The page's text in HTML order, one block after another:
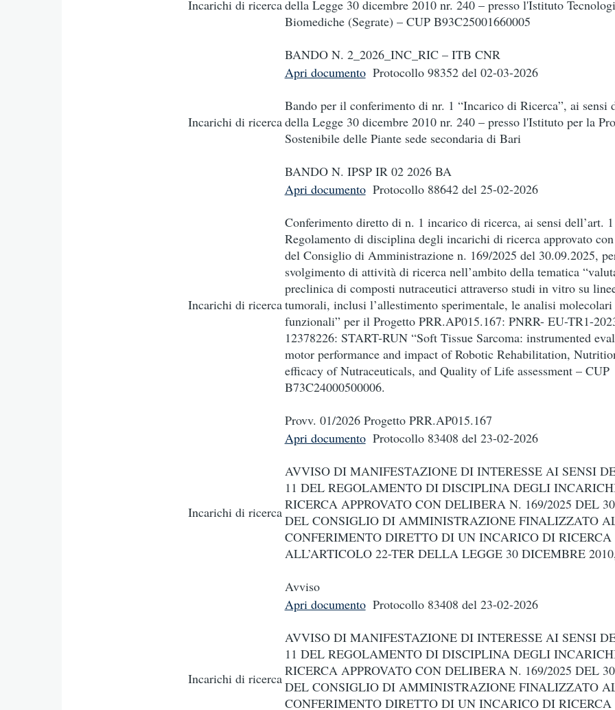
Incarichi di ricercadella Legge 30 dicembre 2010 nr. 240 – presso l'Istituto
Biomediche (Segrate) – CUP B93C25001660005
BANDO N. 2_2026_INC_RIC – ITB CNR
Incarichi di ricerca
Apri documento Protocollo 98352 del 02-03-2026
Bando per il conferimento di nr. 1 “Incarico di Ricerca”, ai sensi
della Legge 30 dicembre 2010 nr. 240 – presso l'Istituto per la
Sostenibile delle Piante sede secondaria di Bari
BANDO N. IPSP IR 02 2026 BA
Incarichi di ricerca
Apri documento Protocollo 88642 del 25-02-2026
Conferimento diretto di n. 1 incarico di ricerca, ai sensi dell’art.
Regolamento di disciplina degli incarichi di ricerca approvato
del Consiglio di Amministrazione n. 169/2025 del 30.09.2025,
svolgimento di attività di ricerca nell’ambito della tematica
preclinica di composti nutraceutici attraverso studi in vitro su
tumorali, inclusi l’allestimento sperimentale, le analisi
funzionali” per il Progetto PRR.AP015.167: PNRR- EU-TR1-
12378226: START-RUN “Soft Tissue Sarcoma: instrumented
motor performance and impact of Robotic Rehabilitation,
efficacy of Nutraceuticals, and Quality of Life assessment – CUP
B73C24000500006.
Provv. 01/2026 Progetto PRR.AP015.167
Incarichi di ricerca
Apri documento Protocollo 83408 del 23-02-2026
AVVISO DI MANIFESTAZIONE DI INTERESSE AI SENSI
11 DEL REGOLAMENTO DI DISCIPLINA DEGLI
RICERCA APPROVATO CON DELIBERA N. 169/2025 DEL
DEL CONSIGLIO DI AMMINISTRAZIONE FINALIZZATO
CONFERIMENTO DIRETTO DI UN INCARICO DI
ALL’ARTICOLO 22-TER DELLA LEGGE 30 DICEMBRE
Avviso
Incarichi di ricerca
Apri documento Protocollo 83408 del 23-02-2026
AVVISO DI MANIFESTAZIONE DI INTERESSE AI SENSI
11 DEL REGOLAMENTO DI DISCIPLINA DEGLI
RICERCA APPROVATO CON DELIBERA N. 169/2025 DEL
DEL CONSIGLIO DI AMMINISTRAZIONE FINALIZZATO
CONFERIMENTO DIRETTO DI UN INCARICO DI